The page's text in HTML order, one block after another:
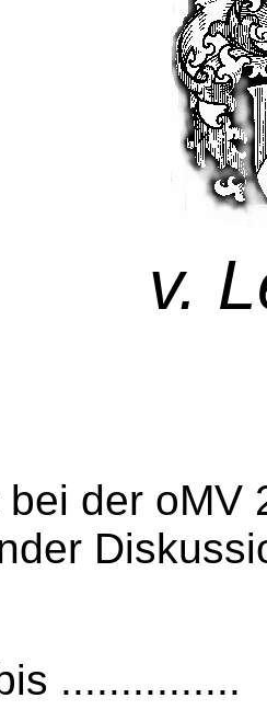
v.
der oMV
...............